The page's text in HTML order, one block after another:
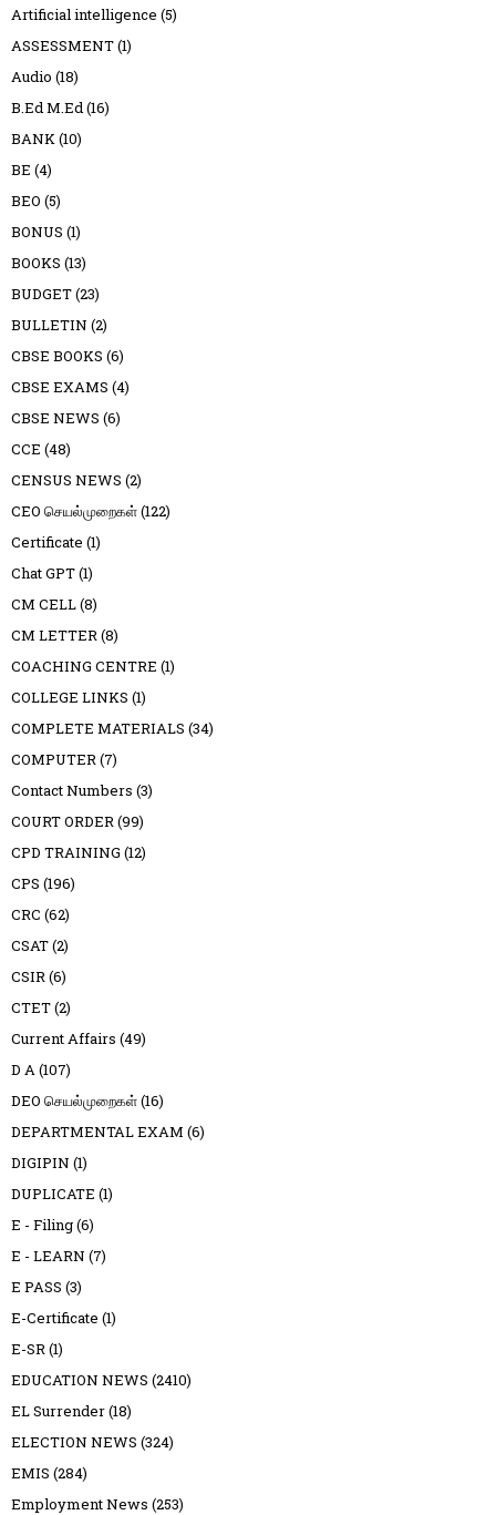
Artificial intelligence (5)
ASSESSMENT(1)
Audio (18)
B.Ed M.Ed(16)
BANK(10)
BE (4)
BEO (5)
BONUS (1)
BOOKS (13)
BUDGET(23)
BULLETIN (2)
CBSE BOOKS (6)
CBSE EXAMS (4)
CBSE NEWS (6)
CCE (48)
CENSUS NEWS (2)
CEO செயல்முறைகள்(122)
Certificate (1)
Chat GPT(1)
CM CELL(8)
CM LETTER(8)
COACHING CENTRE (1)
COLLEGE LINKS (1)
COMPLETE MATERIALS (34)
COMPUTER(7)
Contact Numbers (3)
COURT ORDER(99)
CPD TRAINING (12)
CPS (196)
CRC (62)
CSAT(2)
CSIR(6)
CTET(2)
Current Affairs (49)
D A(107)
DEO செயல்முறைகள்(16)
DEPARTMENTAL EXAM (6)
DIGIPIN (1)
DUPLICATE (1)
E - Filing(6)
E - LEARN (7)
E PASS (3)
E-Certificate (1)
E-SR(1)
EDUCATION NEWS (2410)
EL Surrender(18)
ELECTION NEWS (324)
EMIS (284)
Employment News (253)